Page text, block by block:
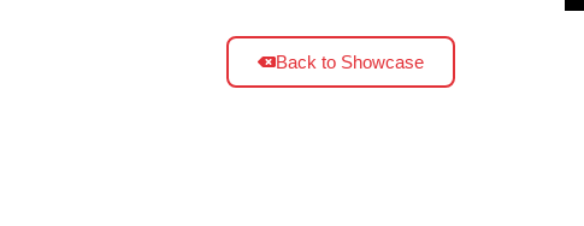
Back to Showcase